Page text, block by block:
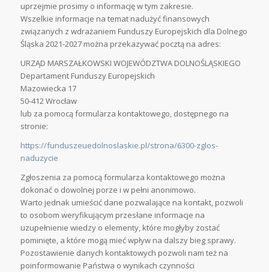
uprzejmie prosimy o informację w tym zakresie.
Wszelkie informacje na temat nadużyć finansowych
związanych z wdrażaniem Funduszy Europejskich dla Dolnego
Śląska 2021-2027 można przekazywać pocztą na adres:
URZĄD MARSZAŁKOWSKI WOJEWÓDZTWA DOLNOŚLĄSKIEGO
Departament Funduszy Europejskich
Mazowiecka 17
50-412 Wrocław
lub za pomocą formularza kontaktowego, dostępnego na
stronie:
https://funduszeuedolnoslaskie.pl/strona/6300-zglos-
naduzycie
Zgłoszenia za pomocą formularza kontaktowego można
dokonać o dowolnej porze i w pełni anonimowo.
Warto jednak umieścić dane pozwalające na kontakt, pozwoli
to osobom weryfikującym przesłane informacje na
uzupełnienie wiedzy o elementy, które mogłyby zostać
pominięte, a które mogą mieć wpływ na dalszy bieg sprawy.
Pozostawienie danych kontaktowych pozwoli nam też na
poinformowanie Państwa o wynikach czynności